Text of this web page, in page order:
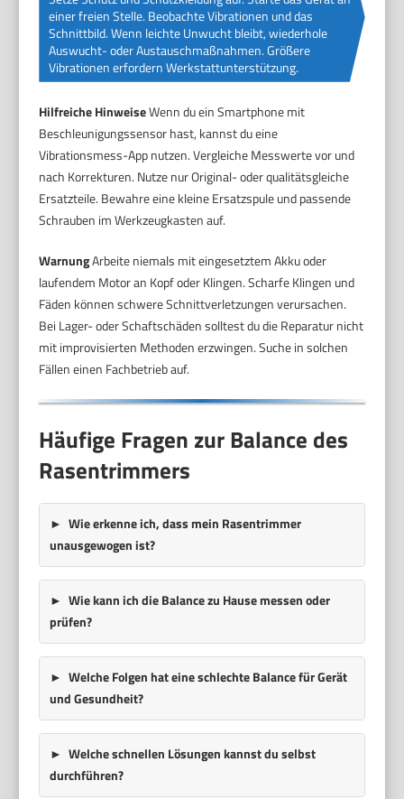
einer freien Stelle. Beobachte Vibrationen und das
Schnittbild. Wenn leichte Unwucht bleibt, wiederhole
Auswucht- oder Austauschmaßnahmen. Größere
Vibrationen erfordern Werkstattunterstützung.
Hilfreiche HinweiseWenn du ein Smartphone mit
Beschleunigungssensor hast, kannst du eine
Vibrationsmess-App nutzen. Vergleiche Messwerte vor und
nach Korrekturen. Nutze nur Original- oder qualitätsgleiche
Ersatzteile. Bewahre eine kleine Ersatzspule und passende
Schrauben im Werkzeugkasten auf.
WarnungArbeite niemals mit eingesetztem Akku oder
laufendem Motor an Kopf oder Klingen. Scharfe Klingen und
Fäden können schwere Schnittverletzungen verursachen.
Bei Lager- oder Schaftschäden solltest du die Reparatur nicht
mit improvisierten Methoden erzwingen. Suche in solchen
Fällen einen Fachbetrieb auf.
Häufige Fragen zur Balance des
Rasentrimmers
Wie erkenne ich, dass mein Rasentrimmer
unausgewogen ist?
Wie kann ich die Balance zu Hause messen oder
prüfen?
Welche Folgen hat eine schlechte Balance für Gerät
und Gesundheit?
Welche schnellen Lösungen kannst du selbst
durchführen?